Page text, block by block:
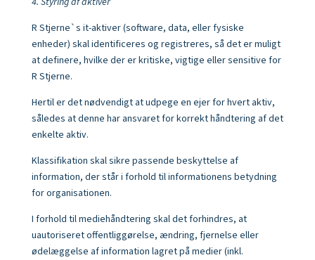
R Stjerne`s it-aktiver (software, data, eller fysiske
enheder) skal identificeres og registreres, så det er muligt
at definere, hvilke der er kritiske, vigtige eller sensitive for
R Stjerne.
Hertil er det nødvendigt at udpege en ejer for hvert aktiv,
således at denne har ansvaret for korrekt håndtering af det
enkelte aktiv.
Klassifikation skal sikre passende beskyttelse af
information, der står i forhold til informationens betydning
for organisationen.
I forhold til mediehåndtering skal det forhindres, at
uautoriseret offentliggørelse, ændring, fjernelse eller
ødelæggelse af information lagret på medier (inkl.